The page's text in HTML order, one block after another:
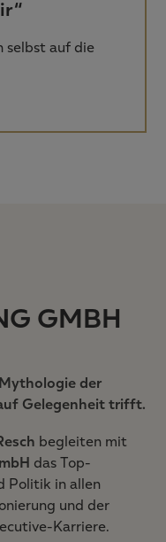
selbst auf die
GMBH
der
Gelegenheit trifft.
begleiten mit
das Top-
Politik in allen
und der
Karriere.